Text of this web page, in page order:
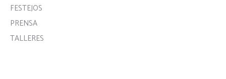
FESTEJOS
PRENSA
TALLERES